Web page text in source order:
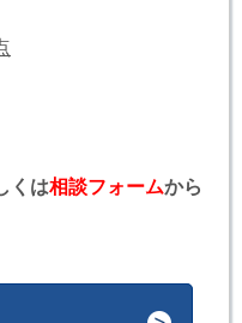
くは相談フォームから